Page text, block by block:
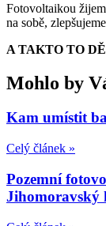
Fotovoltaikou
na sobě,
A TAKTO TO
Mohlo by
Kam umístit
Celý článek »
Pozemní
Jihomoravský